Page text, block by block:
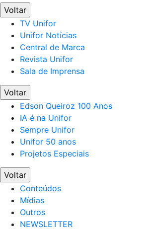
Voltar
TV Unifor
Unifor Notícias
Central de Marca
Revista Unifor
Sala de Imprensa
Voltar
Edson Queiroz 100 Anos
IA é na Unifor
Sempre Unifor
Unifor 50 anos
Projetos Especiais
Voltar
Conteúdos
Mídias
Outros
NEWSLETTER